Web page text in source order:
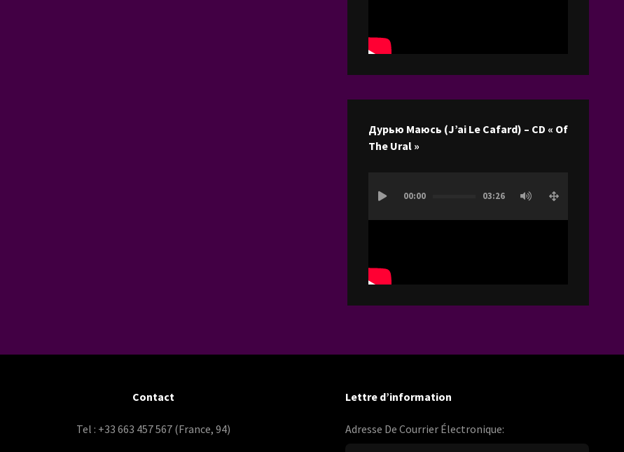
Дурью Маюсь (J’ai Le Cafard) – CD « Of
The Ural »
vidéo
00:00 03:26
Contact
Tel : +33 663 457 567 (France, 94)
Lettre d’information
Adresse De Courrier Électronique: